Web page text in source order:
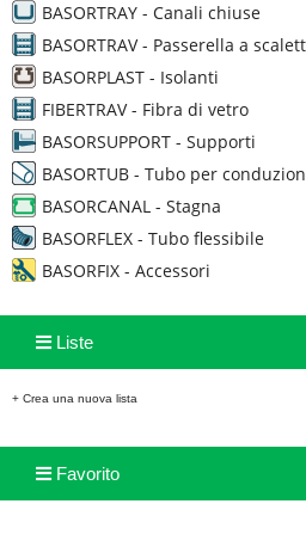
BASORTRAY - Canali chiuse
BASORTRAV - Passerella a
BASORPLAST - Isolanti
FIBERTRAV - Fibra di vetro
BASORSUPPORT - Supporti
BASORTUB - Tubo per
BASORCANAL - Stagna
BASORFLEX - Tubo flessibile
BASORFIX - Accessori
Liste
+ Crea una nuova lista
Favorito